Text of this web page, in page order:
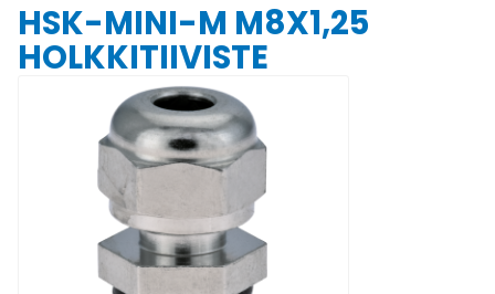
HSK-MINI-M M8X1,25
HOLKKITIIVISTE